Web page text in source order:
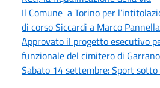
Il Comune a Torino per
di corso Siccardi a Marco Pannella
Approvato il progetto esecutivo
funzionale del cimitero di Garrano
Sabato 14 settembre: Sport